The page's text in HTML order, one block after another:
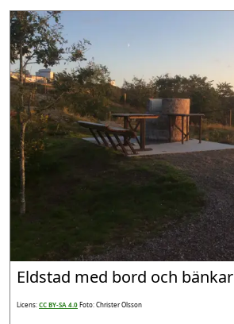
Eldstad med bord och bänkar
Licens:CC BY-SA 4.0Foto: Christer Olsson